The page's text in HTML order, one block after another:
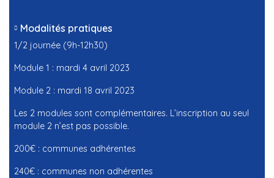
Modalités pratiques
1/2 journée (9h-12h30)
Module 1 : mardi 4 avril 2023
Module 2 : mardi 18 avril 2023
Les 2 modules sont complémentaires. L’inscription au seul
module 2 n’est pas possible.
200€ : communes adhérentes
240€ : communes non adhérentes